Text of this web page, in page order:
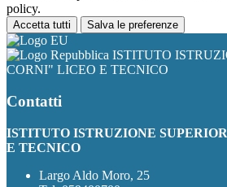
policy.
Accetta tutti Salva le preferenze
ISTITUTO
CORNI" LICEO E TECNICO
Contatti
ISTITUTO ISTRUZIONE
E TECNICO
Largo Aldo Moro, 25